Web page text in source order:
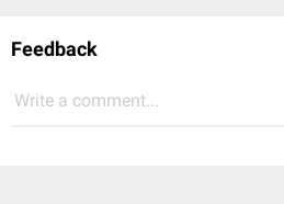
Feedback
Write a comment...